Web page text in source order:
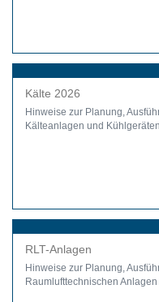
Kälte 2026
Hinweise zur Planung,
Kälteanlagen und
RLT-Anlagen
Hinweise zur Planung,
Raumlufttechnischen